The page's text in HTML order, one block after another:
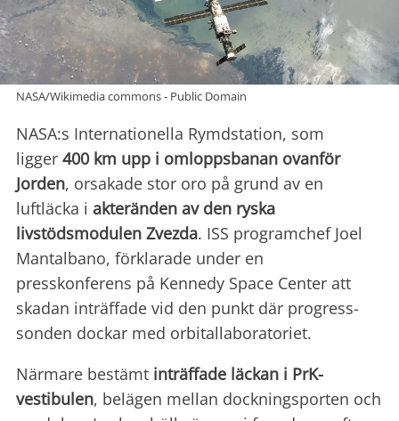
NASA/Wikimedia commons - Public Domain
NASA:s Internationella Rymdstation, som
ligger 400 km upp i omloppsbanan ovanför
Jorden, orsakade stor oro på grund av en
luftläcka i akteränden av den ryska
livstödsmodulen Zvezda. ISS programchef Joel
Mantalbano, förklarade under en
presskonferens på Kennedy Space Center att
skadan inträffade vid den punkt där progress-
sonden dockar med orbitallaboratoriet.
Närmare bestämt inträffade läckan i PrK-
vestibulen, belägen mellan dockningsporten och